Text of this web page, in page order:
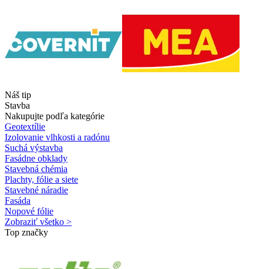
Náš tip
Stavba
Nakupujte podľa kategórie
Geotextílie
Izolovanie vlhkosti a radónu
Suchá výstavba
Fasádne obklady
Stavebná chémia
Plachty, fólie a siete
Stavebné náradie
Fasáda
Nopové fólie
Zobraziť všetko >
Top značky